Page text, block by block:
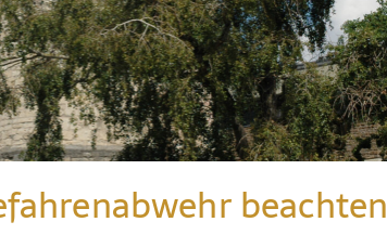
beachten